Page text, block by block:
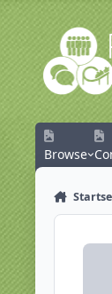
Zum Inhalt
Browse